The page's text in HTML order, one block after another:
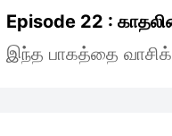
Episode 22 :
இந்த பாகத்தை